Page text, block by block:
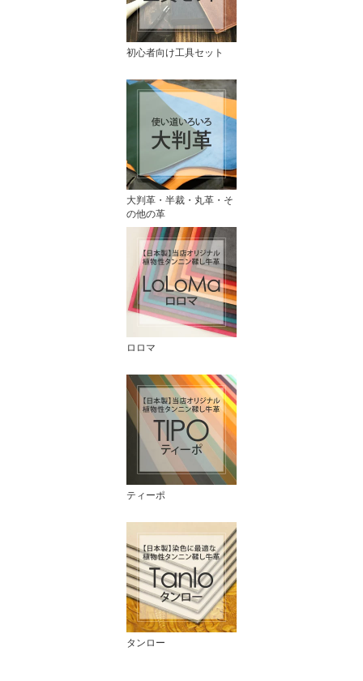
初心者向け工具セット
大判革・半裁・丸革・そ
の他の革
ロロマ
ティーポ
タンロー